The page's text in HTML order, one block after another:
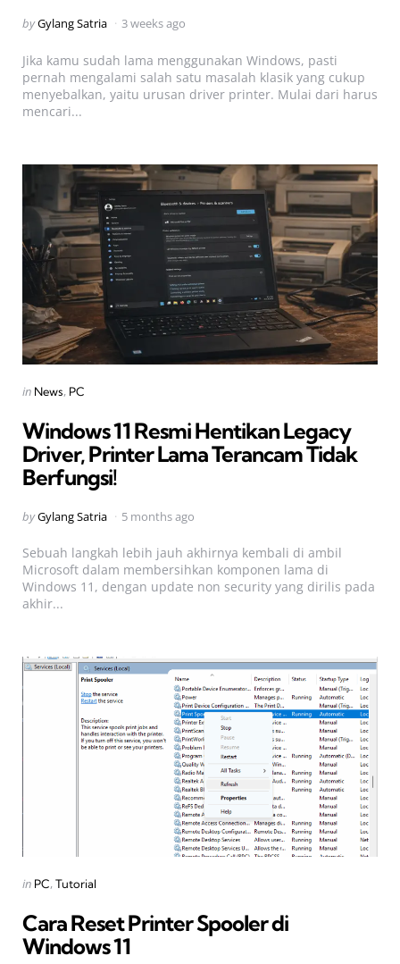
Posted
byGylang Satria 3 weeks ago
Jika kamu sudah lama menggunakan Windows, pasti
pernah mengalami salah satu masalah klasik yang cukup
menyebalkan, yaitu urusan driver printer. Mulai dari harus
mencari...
Categories
Posted
in News PC
Windows 11 Resmi Hentikan Legacy
Driver, Printer Lama Terancam Tidak
Berfungsi!
Posted
byGylang Satria 5 months ago
Sebuah langkah lebih jauh akhirnya kembali di ambil
Microsoft dalam membersihkan komponen lama di
Windows 11, dengan update non security yang dirilis pada
akhir...
Categories
Posted
in PC Tutorial
Cara Reset Printer Spooler di
Windows 11